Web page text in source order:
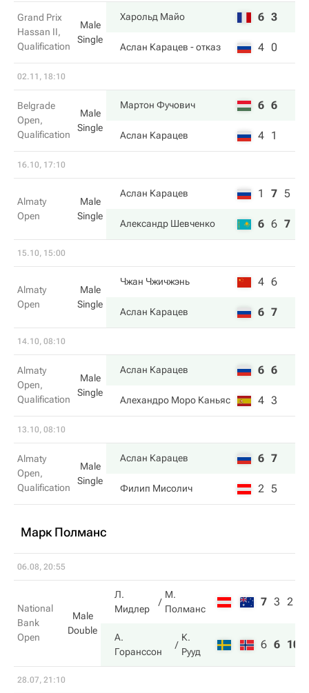
Grand Prix
Hassan II,
Qualification
Male
Single
Харольд Майо 6 3
Аслан Карацев - отказ 4 0
02.11, 18:10
Belgrade
Open,
Qualification
Male
Single
Мартон Фучович 6 6
Аслан Карацев 4 1
16.10, 17:10
Almaty
Open
Male
Single
Аслан Карацев 1 7 5
Александр Шевченко 6 6 7
15.10, 15:00
Almaty
Open
Male
Single
Чжан Чжичжэнь 4 6
Аслан Карацев 6 7
14.10, 08:10
Almaty
Open,
Qualification
Male
Single
Аслан Карацев 6 6
Алехандро Моро Каньяс 4 3
13.10, 08:10
Almaty
Open,
Qualification
Male
Single
Аслан Карацев 6 7
Филип Мисолич 2 5
Марк Полманс
06.08, 20:55
National
Bank
Open
Male
Double
Л.
Мидлер
М.
Полманс
7 3 2
А.
Горанссон
К.
Рууд
6 6 10
28.07, 21:10